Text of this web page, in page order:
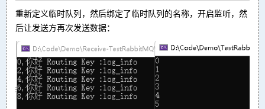
重新定义临时队列，然后绑定了临时队列的名称，开启监听，然
后让发送方再次发送数据：